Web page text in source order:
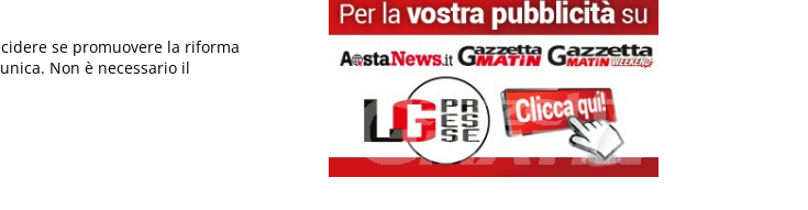
se promuovere la riforma
Non è necessario il